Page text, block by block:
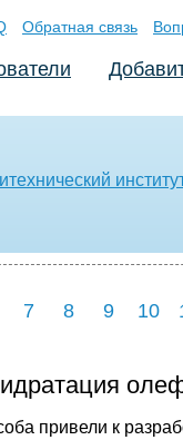
Обратная связь
7 8 9 10
привели к